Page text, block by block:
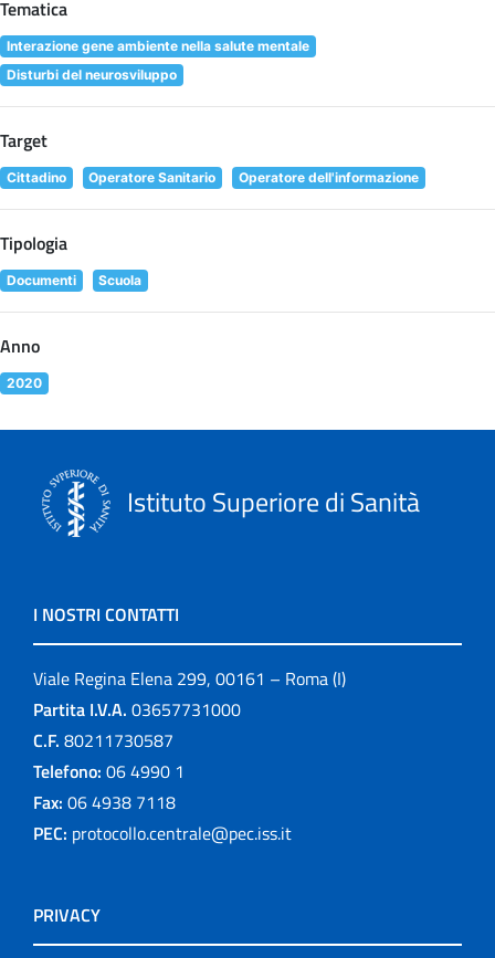
Tematica
Interazione gene ambiente nella salute mentale
Disturbi del neurosviluppo
Target
Cittadino Operatore Sanitario Operatore dell'informazione
Tipologia
Documenti Scuola
Anno
2020
Istituto Superiore di Sanità
I NOSTRI CONTATTI
Viale Regina Elena 299, 00161 – Roma (I)
Partita I.V.A. 03657731000
C.F. 80211730587
Telefono: 06 4990 1
Fax: 06 4938 7118
PEC: protocollo.centrale@pec.iss.it
PRIVACY